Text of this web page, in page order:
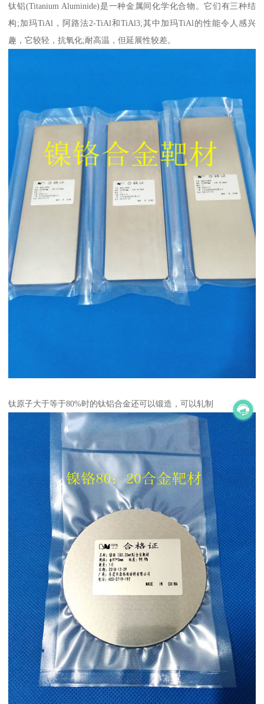
钛铝(Titanium Aluminide)是一种金属间化学化合物。它们有三种结
构;加玛TiAl，阿路法2-TiAl和TiAl3;其中加玛TiAl的性能令人感兴
趣，它较轻，抗氧化;耐高温，但延展性较差。
钛原子大于等于80%时的钛铝合金还可以锻造，可以轧制